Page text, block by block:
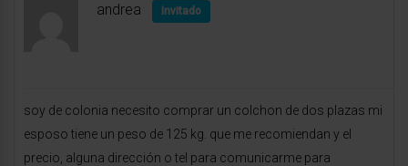
andrea Invitado
soy de colonia necesito comprar un colchon de dos plazas mi
esposo tiene un peso de 125 kg. que me recomiendan y el
precio, alguna dirección o tel para comunicarme para